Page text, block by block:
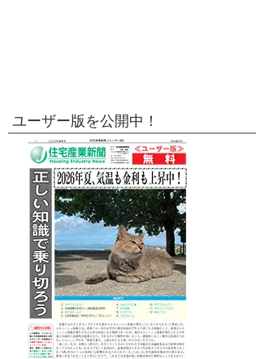
ユーザー版を公開中！